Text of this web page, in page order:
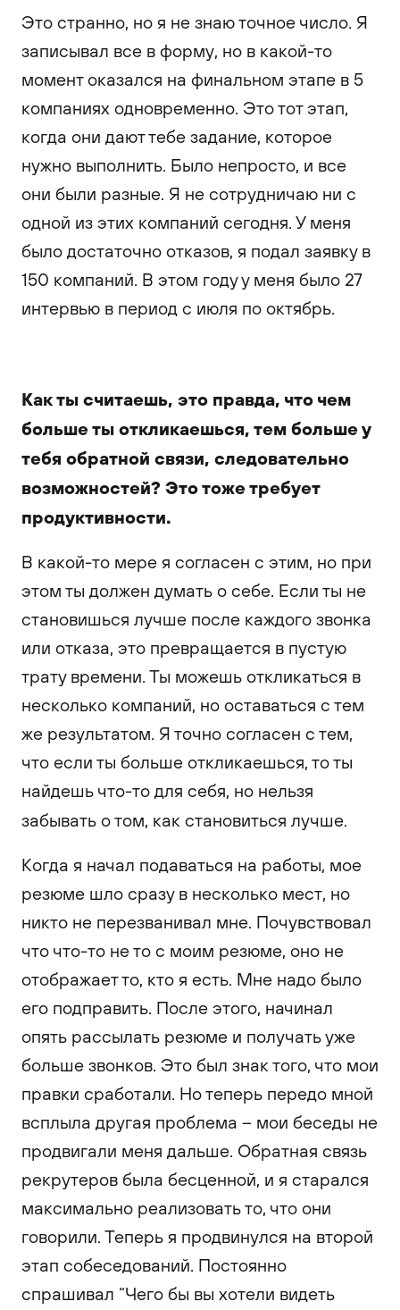
Это странно, но я не знаю точное число. Я
записывал все в форму, но в какой-то
момент оказался на финальном этапе в 5
компаниях одновременно. Это тот этап,
когда они дают тебе задание, которое
нужно выполнить. Было непросто, и все
они были разные. Я не сотрудничаю ни с
одной из этих компаний сегодня. У меня
было достаточно отказов, я подал заявку в
150 компаний. В этом году у меня было 27
интервью в период с июля по октябрь.
Как ты считаешь, это правда, что чем
больше ты откликаешься, тем больше у
тебя обратной связи, следовательно
возможностей? Это тоже требует
продуктивности.
В какой-то мере я согласен с этим, но при
этом ты должен думать о себе. Если ты не
становишься лучше после каждого звонка
или отказа, это превращается в пустую
трату времени. Ты можешь откликаться в
несколько компаний, но оставаться с тем
же результатом. Я точно согласен с тем,
что если ты больше откликаешься, то ты
найдешь что-то для себя, но нельзя
забывать о том, как становиться лучше.
Когда я начал подаваться на работы, мое
резюме шло сразу в несколько мест, но
никто не перезванивал мне. Почувствовал
что что-то не то с моим резюме, оно не
отображает то, кто я есть. Мне надо было
его подправить. После этого, начинал
опять рассылать резюме и получать уже
больше звонков. Это был знак того, что мои
правки сработали. Но теперь передо мной
всплыла другая проблема – мои беседы не
продвигали меня дальше. Обратная связь
рекрутеров была бесценной, и я старался
максимально реализовать то, что они
говорили. Теперь я продвинулся на второй
этап собеседований. Постоянно
спрашивал “Чего бы вы хотели видеть